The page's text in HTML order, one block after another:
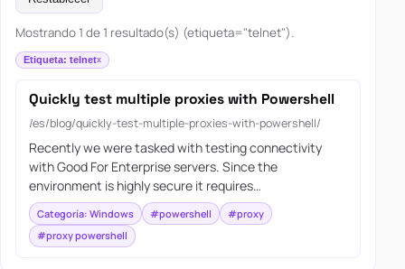
Mostrando 1 de 1 resultado(s) (etiqueta="telnet").
Etiqueta: telnet
Quickly test multiple proxies with Powershell
/es/blog/quickly-test-multiple-proxies-with-powershell/
Recently we were tasked with testing connectivity
with Good For Enterprise servers. Since the
environment is highly secure it requires…
Categoría: Windows #powershell
#proxy
#proxy powershell